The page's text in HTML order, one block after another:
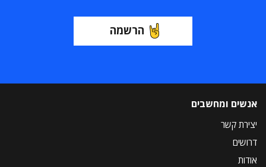
הרשמה
אנשים ומחשבים
יצירת קשר
דרושים
אודות